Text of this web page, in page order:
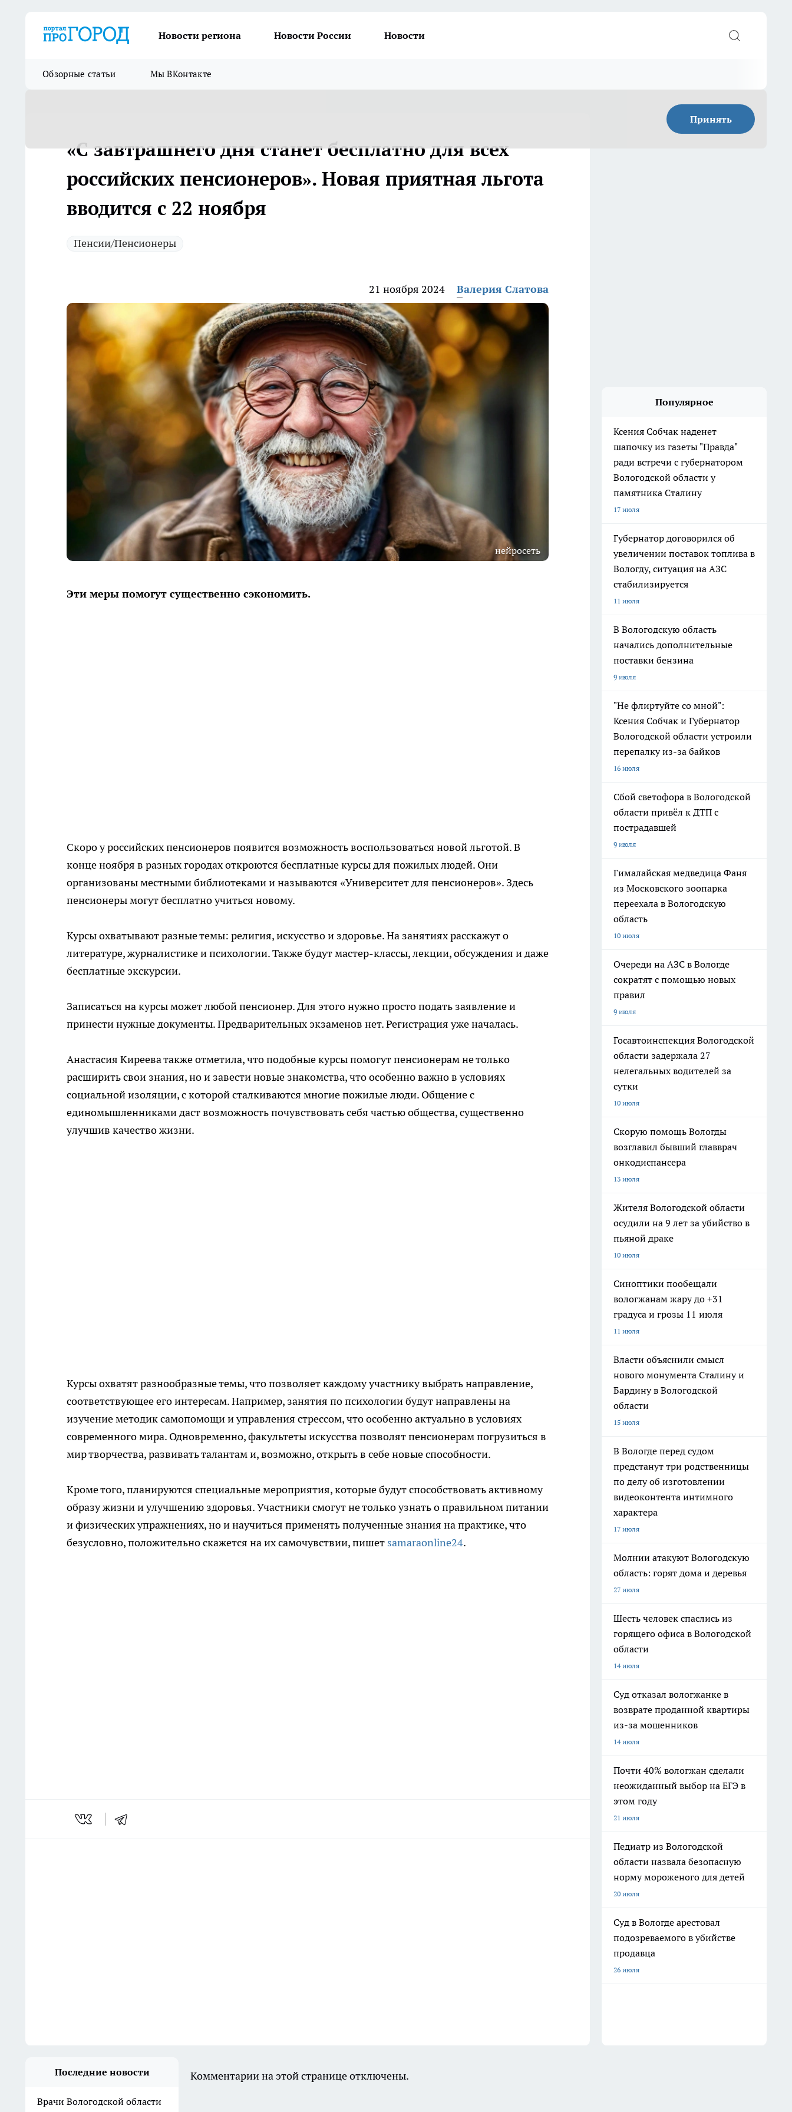
Новости региона Новости России Новости
Обзорные статьи Мы ВКонтакте
Принять
«С завтрашнего дня станет бесплатно для всех
российских пенсионеров». Новая приятная льгота
вводится с 22 ноября
Пенсии/Пенсионеры
21 ноября 2024 Валерия Слатова
нейросеть
Эти меры помогут существенно сэкономить.
Скоро у российских пенсионеров появится возможность воспользоваться новой льготой. В
конце ноября в разных городах откроются бесплатные курсы для пожилых людей. Они
организованы местными библиотеками и называются «Университет для пенсионеров». Здесь
пенсионеры могут бесплатно учиться новому.
Курсы охватывают разные темы: религия, искусство и здоровье. На занятиях расскажут о
литературе, журналистике и психологии. Также будут мастер-классы, лекции, обсуждения и даже
бесплатные экскурсии.
Записаться на курсы может любой пенсионер. Для этого нужно просто подать заявление и
принести нужные документы. Предварительных экзаменов нет. Регистрация уже началась.
Анастасия Киреева также отметила, что подобные курсы помогут пенсионерам не только
расширить свои знания, но и завести новые знакомства, что особенно важно в условиях
социальной изоляции, с которой сталкиваются многие пожилые люди. Общение с
единомышленниками даст возможность почувствовать себя частью общества, существенно
улучшив качество жизни.
Курсы охватят разнообразные темы, что позволяет каждому участнику выбрать направление,
соответствующее его интересам. Например, занятия по психологии будут направлены на
изучение методик самопомощи и управления стрессом, что особенно актуально в условиях
современного мира. Одновременно, факультеты искусства позволят пенсионерам погрузиться в
мир творчества, развивать талантам и, возможно, открыть в себе новые способности.
Кроме того, планируются специальные мероприятия, которые будут способствовать активному
образу жизни и улучшению здоровья. Участники смогут не только узнать о правильном питании
и физических упражнениях, но и научиться применять полученные знания на практике, что
безусловно, положительно скажется на их самочувствии, пишет samaraonline24.
Популярное
Ксения Собчак наденет
шапочку из газеты "Правда"
ради встречи с губернатором
Вологодской области у
памятника Сталину
17 июля
Губернатор договорился об
увеличении поставок топлива в
Вологду, ситуация на АЗС
стабилизируется
11 июля
В Вологодскую область
начались дополнительные
поставки бензина
9 июля
"Не флиртуйте со мной":
Ксения Собчак и Губернатор
Вологодской области устроили
перепалку из-за байков
16 июля
Сбой светофора в Вологодской
области привёл к ДТП с
пострадавшей
9 июля
Гималайская медведица Фаня
из Московского зоопарка
переехала в Вологодскую
область
10 июля
Очереди на АЗС в Вологде
сократят с помощью новых
правил
9 июля
Госавтоинспекция Вологодской
области задержала 27
нелегальных водителей за
сутки
10 июля
Скорую помощь Вологды
возглавил бывший главврач
онкодиспансера
13 июля
Жителя Вологодской области
осудили на 9 лет за убийство в
пьяной драке
10 июля
Синоптики пообещали
вологжанам жару до +31
градуса и грозы 11 июля
11 июля
Власти объяснили смысл
нового монумента Сталину и
Бардину в Вологодской
области
15 июля
В Вологде перед судом
предстанут три родственницы
по делу об изготовлении
видеоконтента интимного
характера
17 июля
Молнии атакуют Вологодскую
область: горят дома и деревья
27 июля
Шесть человек спаслись из
горящего офиса в Вологодской
области
14 июля
Суд отказал вологжанке в
возврате проданной квартиры
из-за мошенников
14 июля
Почти 40% вологжан сделали
неожиданный выбор на ЕГЭ в
этом году
21 июля
Педиатр из Вологодской
области назвала безопасную
норму мороженого для детей
20 июля
Суд в Вологде арестовал
подозреваемого в убийстве
продавца
26 июля
Последние новости
Врачи Вологодской области
Комментарии на этой странице отключены.